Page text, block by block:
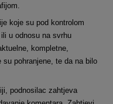
koje su pod kontrolom
ili u odnosu na svrhu
kompletne,
pohranjene, te da na bilo
podnosilac zahtjeva